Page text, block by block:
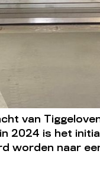
van
2024 is het
worden naar